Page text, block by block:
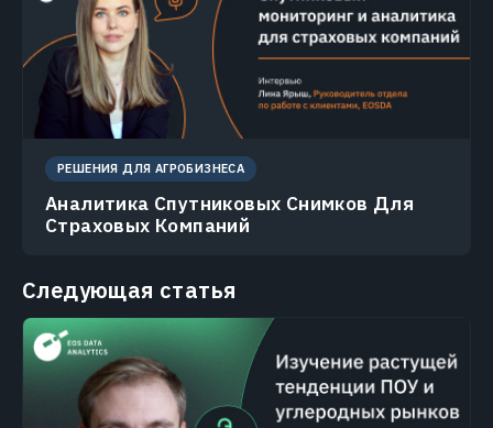
РЕШЕНИЯ ДЛЯ АГРОБИЗНЕСА
Аналитика Спутниковых Снимков Для
Страховых Компаний
Следующая статья